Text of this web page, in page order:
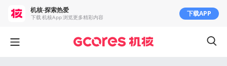
机核-探索热爱
下载 机核App 浏览更多精彩内容 下载APP